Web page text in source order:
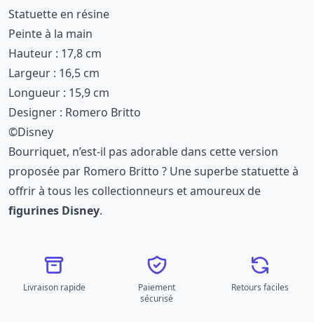
Statuette en résine
Peinte à la main
Hauteur : 17,8 cm
Largeur : 16,5 cm
Longueur : 15,9 cm
Designer : Romero Britto
©Disney
Bourriquet, n’est-il pas adorable dans cette version
proposée par Romero Britto ? Une superbe statuette à
offrir à tous les collectionneurs et amoureux de
figurines Disney.
Livraison rapide
Paiement
sécurisé
Retours faciles